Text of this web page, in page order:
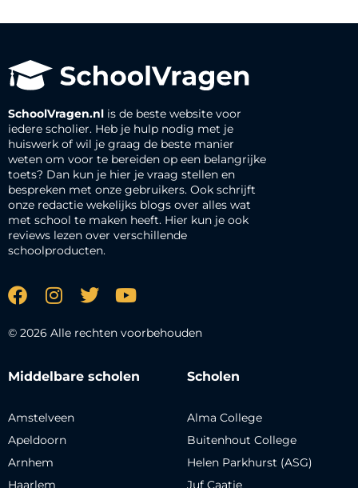
SchoolVragen.nl is de beste website voor
iedere scholier. Heb je hulp nodig met je
huiswerk of wil je graag de beste manier
weten om voor te bereiden op een belangrijke
toets? Dan kun je hier je vraag stellen en
bespreken met onze gebruikers. Ook schrijft
onze redactie wekelijks blogs over alles wat
met school te maken heeft. Hier kun je ook
reviews lezen over verschillende
schoolproducten.
© 2026 Alle rechten voorbehouden
Middelbare scholen
Amstelveen
Apeldoorn
Arnhem
Haarlem
Scholen
Alma College
Buitenhout College
Helen Parkhurst (ASG)
Juf Caatje